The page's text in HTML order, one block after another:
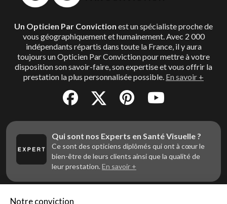
Un Opticien Par Conviction est un spécialiste proche de
vous géographiquement et humainement. Avec 2 000
indépendants répartis dans toute la France, il y aura
toujours un Opticien Par Conviction pour mettre à votre
disposition son savoir-faire, son expertise et vous offrir la
prestation la plus personnalisée possible. En savoir +
Qui sont nos Experts en Santé Visuelle ?
Ce sont des opticiens diplômés qui ont à cœur le
bien-être de leurs clients ainsi que la qualité de
leur prestation. En savoir +
Notre conviction